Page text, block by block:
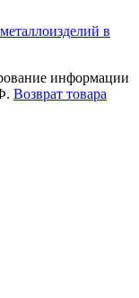
информации
Возврат товара